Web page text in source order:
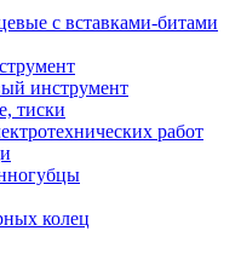
с вставками-битами
инструмент
тиски
работ
колец